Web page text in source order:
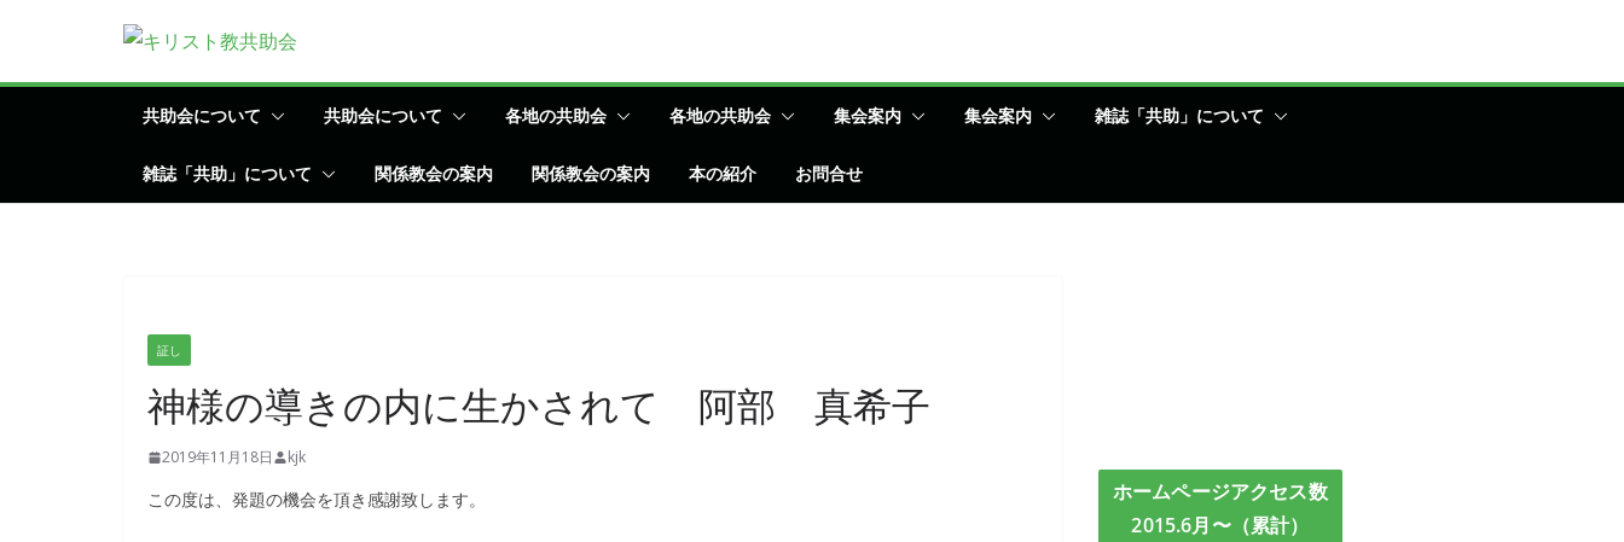
テ
共助会について 共助会について 各地の共助会 各地の共助会 集会案内 集会案内 雑誌「共助」について
雑誌「共助」について 関係教会の案内 関係教会の案内 本の紹介 お問合せ
証し
神様の導きの内に生かされて 阿部 真希子
2019年11月18日 kjk
この度は、発題の機会を頂き感謝致します。
ホームページアクセス数
2015.6月〜（累計）